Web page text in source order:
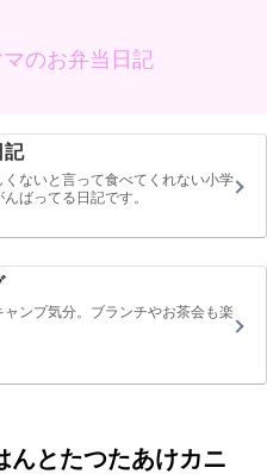
のお弁当日記
記
ないと言って食べてくれない小学
ばってる日記です。
ンプ気分。ブランチやお茶会も楽
んとたつたあけカニ